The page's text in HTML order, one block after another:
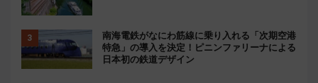
南海電鉄がなにわ筋線に乗り入れる「次期空港
特急」の導入を決定！ピニンファリーナによる
日本初の鉄道デザイン